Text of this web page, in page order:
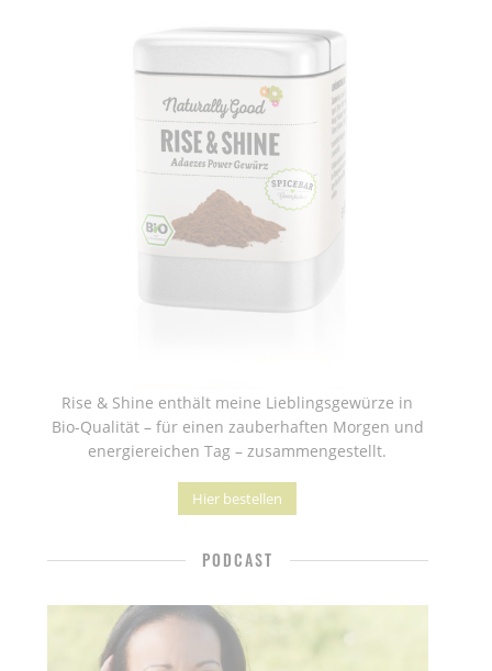
Rise & Shine enthält meine Lieblingsgewürze in
Bio-Qualität – für einen zauberhaften Morgen und
energiereichen Tag – zusammengestellt.
Hier bestellen
PODCAST